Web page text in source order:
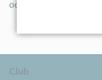
oder unserer neuen
Club